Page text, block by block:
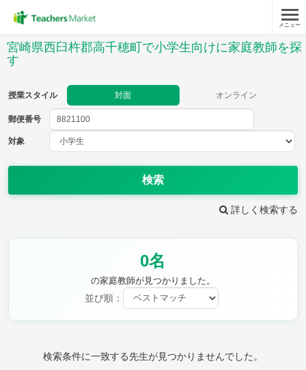
メニュー
宮崎県西臼杵郡高千穂町で小学生向けに家庭教師を探
す
授業スタイル 対面 オンライン
郵便番号
対象
検索
詳しく検索する
0名
の家庭教師が見つかりました。
並び順：
検索条件に一致する先生が見つかりませんでした。
郵便番号
理科
保健・体育 図画工作 書写
時給：¥1,000 ～ ¥10,000